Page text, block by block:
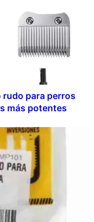
para perros
más potentes